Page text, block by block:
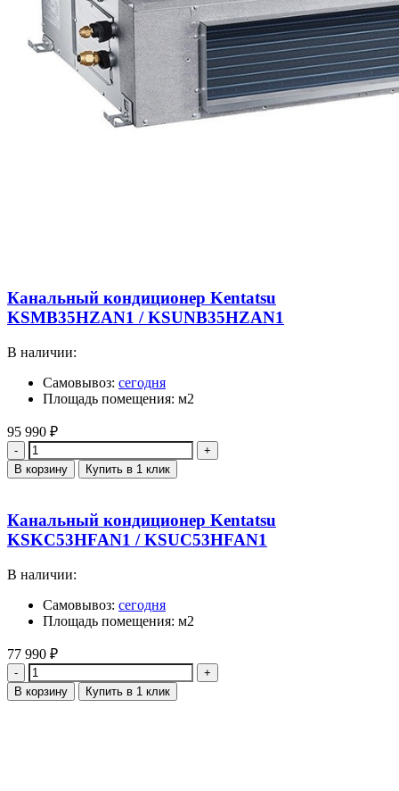
Канальный кондиционер Kentatsu
KSMB35HZAN1 / KSUNB35HZAN1
В наличии:
Самовывоз: сегодня
Площадь помещения: м2
95 990 ₽
Количество
В корзину Купить в 1 клик
Канальный кондиционер Kentatsu
KSKC53HFAN1 / KSUC53HFAN1
В наличии:
Самовывоз: сегодня
Площадь помещения: м2
77 990 ₽
Количество
В корзину Купить в 1 клик